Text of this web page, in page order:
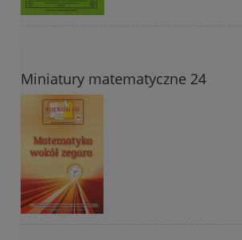
Miniatury matematyczne 24